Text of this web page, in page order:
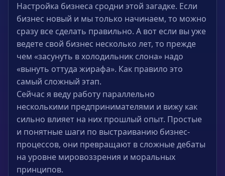
Настройка бизнеса сродни этой загадке. Если
бизнес новый и мы только начинаем, то можно
сразу все сделать правильно. А вот если вы уже
ведете свой бизнес несколько лет, то прежде
чем «засунуть в холодильник слона» надо
«вынуть оттуда жирафа». Как правило это
самый сложный этап.
Сейчас я веду работу параллельно
несколькими предпринимателями и вижу как
сильно влияет на них прошлый опыт. Простые
и понятные шаги по выстраиванию бизнес-
процессов, они превращают в сложные дебаты
на уровне мировоззрения и моральных
принципов.